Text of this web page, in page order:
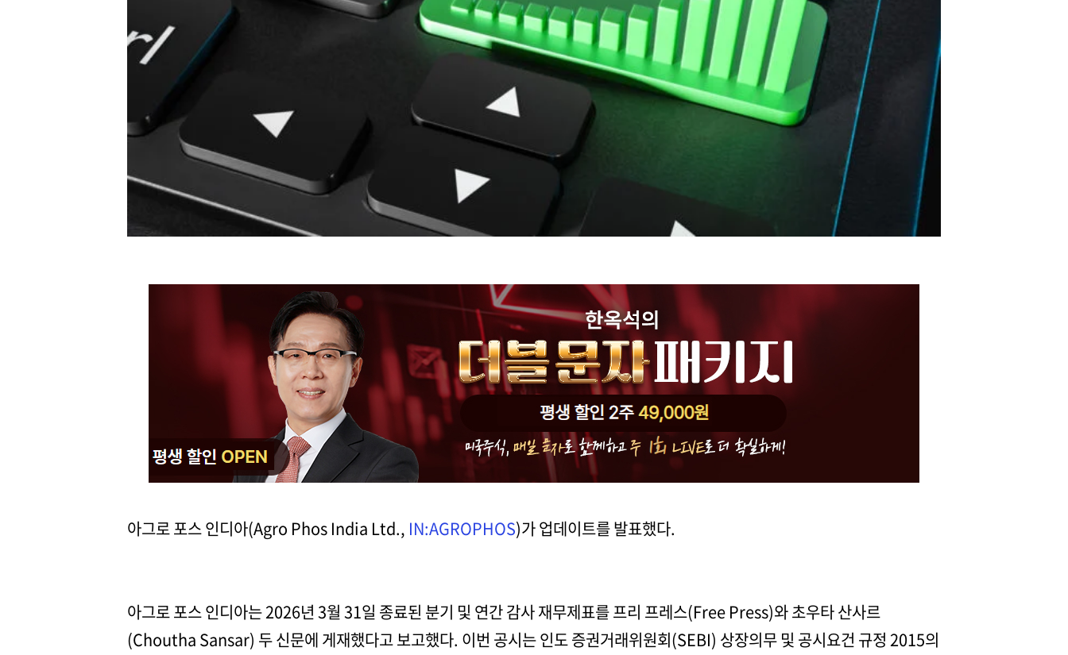
아그로 포스 인디아(Agro Phos India Ltd., IN:AGROPHOS)가 업데이트를 발표했다.
아그로 포스 인디아는 2026년 3월 31일 종료된 분기 및 연간 감사 재무제표를 프리 프레스(Free Press)와 초우타 산사르
(Choutha Sansar) 두 신문에 게재했다고 보고했다. 이번 공시는 인도 증권거래위원회(SEBI) 상장의무 및 공시요건 규정 2015의